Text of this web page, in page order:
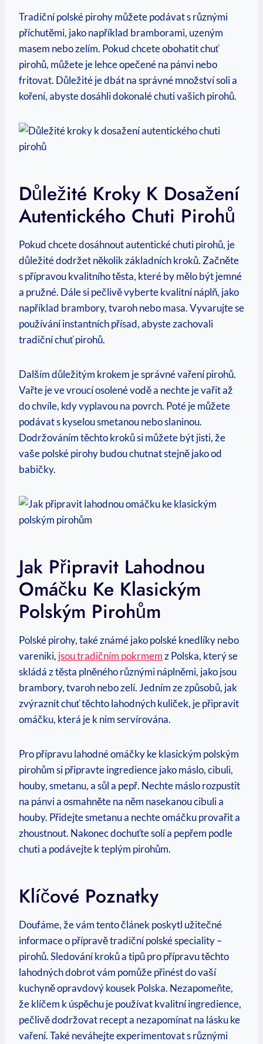
Tradiční polské pirohy můžete podávat s různými
příchutěmi, jako například bramborami, uzeným
masem nebo zelím. Pokud chcete obohatit chuť
pirohů, můžete je lehce opečené na pánvi nebo
fritovat. Důležité je dbát na správné množství soli a
koření, abyste dosáhli dokonalé chuti vašich pirohů.
Důležité Kroky K Dosažení
Autentického Chuti Pirohů
Pokud chcete dosáhnout autentické chuti pirohů, je
důležité dodržet několik základních kroků. Začněte
s přípravou kvalitního těsta, které by mělo být jemné
a pružné. Dále si pečlivě vyberte kvalitní náplň, jako
například brambory, tvaroh nebo masa. Vyvarujte se
používání instantních přísad, abyste zachovali
tradiční chuť pirohů.
Dalším důležitým krokem je správné vaření pirohů.
Vařte je ve vroucí osolené vodě a nechte je vařit až
do chvíle, kdy vyplavou na povrch. Poté je můžete
podávat s kyselou smetanou nebo slaninou.
Dodržováním těchto kroků si můžete být jisti, že
vaše polské pirohy budou chutnat stejně jako od
babičky.
Jak Připravit Lahodnou
Omáčku Ke Klasickým
Polským Pirohům
Polské pirohy, také známé jako polské knedlíky nebo
vareniki, jsou tradičním pokrmemz Polska, který se
skládá z těsta plněného různými náplněmi, jako jsou
brambory, tvaroh nebo zelí. Jedním ze způsobů, jak
zvýraznit chuť těchto lahodných kuliček, je připravit
omáčku, která je k nim servírována.
Pro přípravu lahodné omáčky ke klasickým polským
pirohům si připravte ingredience jako máslo, cibuli,
houby, smetanu, a sůl a pepř. Nechte máslo rozpustit
na pánvi a osmahněte na něm nasekanou cibuli a
houby. Přidejte smetanu a nechte omáčku provařit a
zhoustnout. Nakonec dochuťte solí a pepřem podle
chuti a podávejte k teplým pirohům.
Klíčové Poznatky
Doufáme, že vám tento článek poskytl užitečné
informace o přípravě tradiční polské speciality –
pirohů. Sledování kroků a tipů pro přípravu těchto
lahodných dobrot vám pomůže přinést do vaší
kuchyně opravdový kousek Polska. Nezapomeňte,
že klíčem k úspěchu je používat kvalitní ingredience,
pečlivě dodržovat recept a nezapomínat na lásku ke
vaření. Také neváhejte experimentovat s různými